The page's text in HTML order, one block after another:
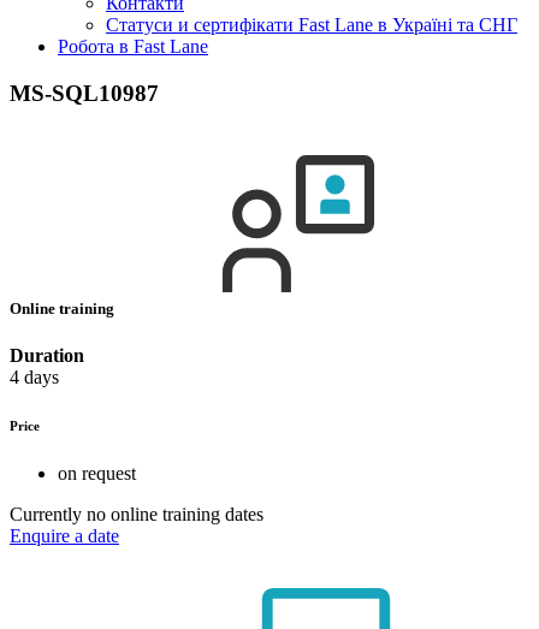
Статуси и сертифікати Fast Lane в Україні та СНГ
Робота в Fast Lane
MS-SQL10987
Online training
Duration
4 days
Price
on request
Currently no online training dates
Enquire a date